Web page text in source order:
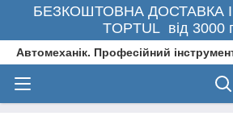
БЕЗКОШТОВНА ДОСТАВКА
TOPTUL від 3000
Автомеханік. Професійний